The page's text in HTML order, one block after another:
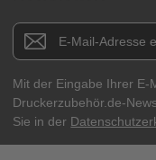
Newsletter E-Mail Adresse
Mit der Eingabe Ihrer E-
Druckerzubehör.de-
Sie in der